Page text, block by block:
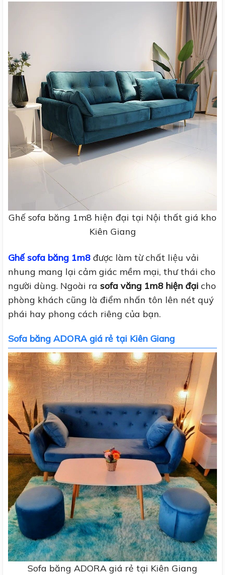
Ghế sofa băng 1m8 hiện đại tại Nội thất giá kho
Kiên Giang
Ghế sofa băng 1m8 được làm từ chất liệu vải
nhung mang lại cảm giác mềm mại, thư thái cho
người dùng. Ngoài ra sofa văng 1m8 hiện đại cho
phòng khách cũng là điểm nhấn tôn lên nét quý
phái hay phong cách riêng của bạn.
Sofa băng ADORA giá rẻ tại Kiên Giang
Sofa băng ADORA giá rẻ tại Kiên Giang